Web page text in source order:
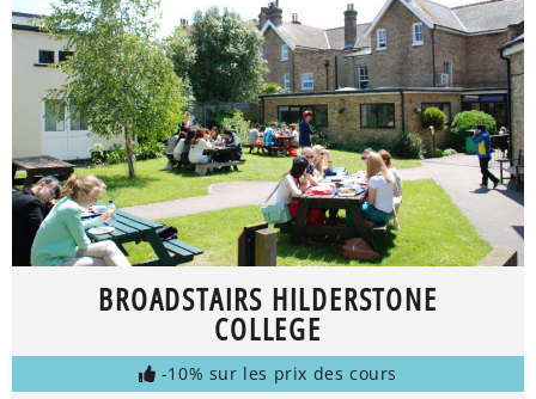
BROADSTAIRS HILDERSTONE
COLLEGE
-10% sur les prix des cours